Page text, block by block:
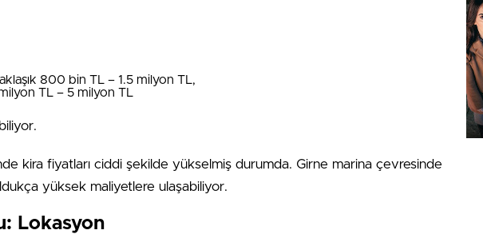
800 bin TL – 1.5 milyon TL,
TL – 5 milyon TL
kira fiyatları ciddi şekilde yükselmiş durumda. Girne marina çevresinde
yüksek maliyetlere ulaşabiliyor.
Lokasyon